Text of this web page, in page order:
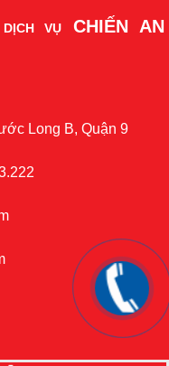
VỤ CHIẾN AN
Long B, Quận 9